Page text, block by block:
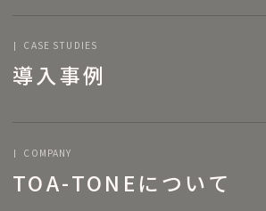
CASE STUDIES
導入事例
COMPANY
TOA-TONEについて